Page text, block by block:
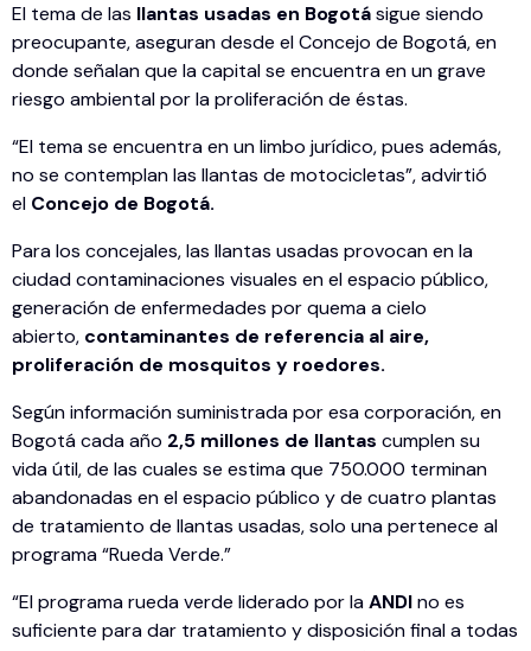
El tema de las llantas usadas en Bogotásigue siendo
preocupante, aseguran desde el Concejo de Bogotá, en
donde señalan que la capital se encuentra en un grave
riesgo ambiental por la proliferación de éstas.
“El tema se encuentra en un limbo jurídico, pues además,
no se contemplan las llantas de motocicletas”, advirtió
el Concejo de Bogotá.
Para los concejales, las llantas usadas provocan en la
ciudad contaminaciones visuales en el espacio público,
generación de enfermedades por quema a cielo
abierto, contaminantes de referencia al aire,
proliferación de mosquitos y roedores.
Según información suministrada por esa corporación, en
Bogotá cada año 2,5 millones de llantas cumplen su
vida útil, de las cuales se estima que 750.000 terminan
abandonadas en el espacio público y de cuatro plantas
de tratamiento de llantas usadas, solo una pertenece al
programa “Rueda Verde.”
“El programa rueda verde liderado por laANDIno es
suficiente para dar tratamiento y disposición final a todas